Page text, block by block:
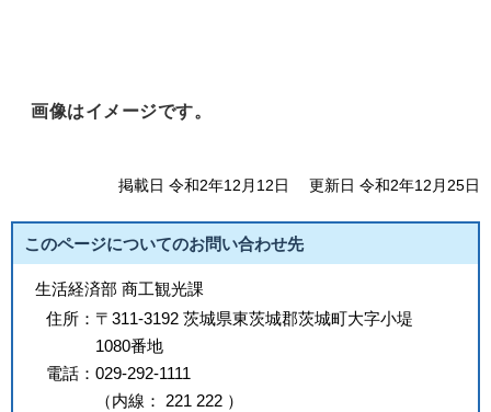
画像はイメージです。
掲載日 令和2年12月12日 更新日 令和2年12月25日
このページについてのお問い合わせ先
生活経済部 商工観光課
住所： 〒311-3192 茨城県東茨城郡茨城町大字小堤
1080番地
電話： 029-292-1111
（内線 ： 221 222 ）